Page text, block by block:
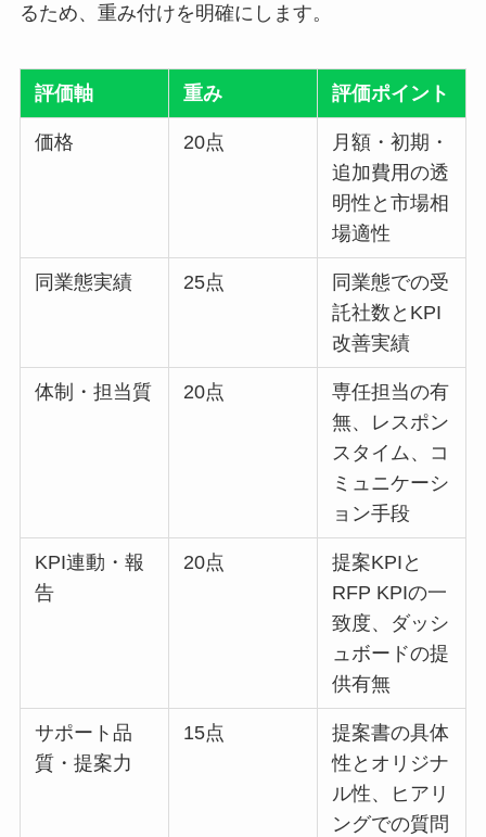
るため、重み付けを明確にします。
評価軸 重み 評価ポイント
価格 20点
月額・初期・
追加費用の透
明性と市場相
場適性
同業態実績 25点
同業態での受
託社数とKPI
改善実績
体制・担当質 20点
専任担当の有
無、レスポン
スタイム、コ
ミュニケーシ
ョン手段
KPI連動・報
告
20点
提案KPIと
RFP KPIの一
致度、ダッシ
ュボードの提
供有無
サポート品
質・提案力
15点
提案書の具体
性とオリジナ
ル性、ヒアリ
ングでの質問